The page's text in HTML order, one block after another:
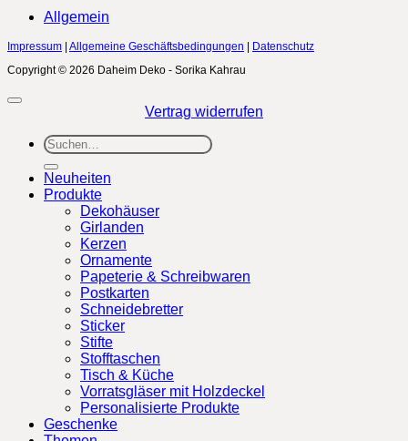
Allgemein
Impressum | Allgemeine Geschäftsbedingungen | Datenschutz
Copyright © 2026 Daheim Deko - Sorika Kahrau
Vertrag widerrufen
Suchen
nach:
Neuheiten
Produkte
Dekohäuser
Girlanden
Kerzen
Ornamente
Papeterie & Schreibwaren
Postkarten
Schneidebretter
Sticker
Stifte
Stofftaschen
Tisch & Küche
Vorratsgläser mit Holzdeckel
Personalisierte Produkte
Geschenke